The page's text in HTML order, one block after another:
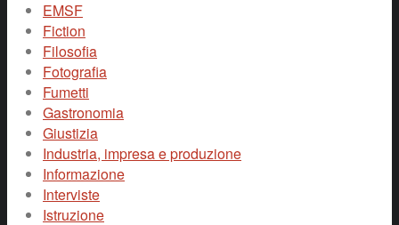
EMSF
Fiction
Filosofia
Fotografia
Fumetti
Gastronomia
Giustizia
Industria, impresa e produzione
Informazione
Interviste
Istruzione